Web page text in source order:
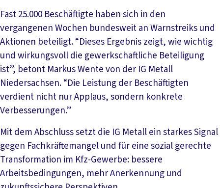
Fast 25.000 Beschäftigte haben sich in den
vergangenen Wochen bundesweit an Warnstreiks und
Aktionen beteiligt. “Dieses Ergebnis zeigt, wie wichtig
und wirkungsvoll die gewerkschaftliche Beteiligung
ist”, betont Markus Wente von der IG Metall
Niedersachsen. “Die Leistung der Beschäftigten
verdient nicht nur Applaus, sondern konkrete
Verbesserungen.”
Mit dem Abschluss setzt die IG Metall ein starkes Signal
gegen Fachkräftemangel und für eine sozial gerechte
Transformation im Kfz-Gewerbe: bessere
Arbeitsbedingungen, mehr Anerkennung und